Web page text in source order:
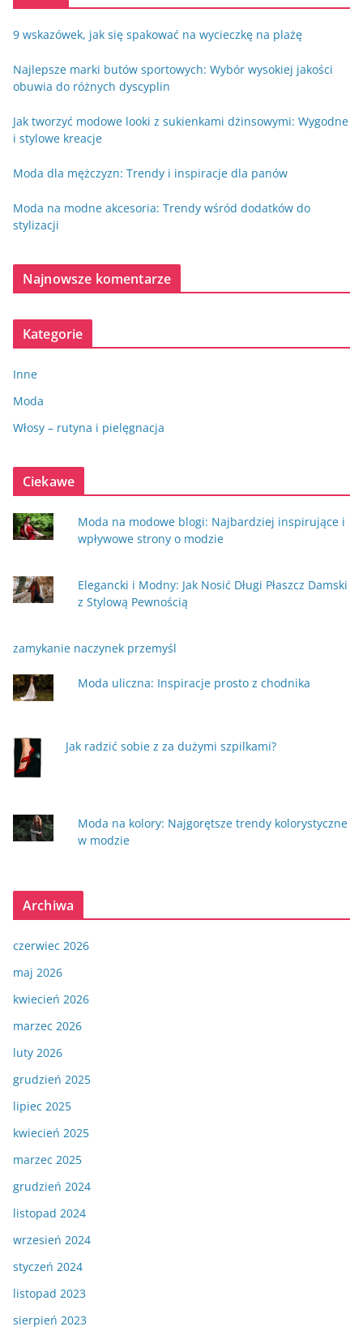
9 wskazówek, jak się spakować na wycieczkę na plażę
Najlepsze marki butów sportowych: Wybór wysokiej jakości
obuwia do różnych dyscyplin
Jak tworzyć modowe looki z sukienkami dżinsowymi: Wygodne
i stylowe kreacje
Moda dla mężczyzn: Trendy i inspiracje dla panów
Moda na modne akcesoria: Trendy wśród dodatków do
stylizacji
Najnowsze komentarze
Kategorie
Inne
Moda
Włosy – rutyna i pielęgnacja
Ciekawe
Moda na modowe blogi: Najbardziej inspirujące i
wpływowe strony o modzie
Elegancki i Modny: Jak Nosić Długi Płaszcz Damski
z Stylową Pewnością
zamykanie naczynek przemyśl
Moda uliczna: Inspiracje prosto z chodnika
Jak radzić sobie z za dużymi szpilkami?
Moda na kolory: Najgorętsze trendy kolorystyczne
w modzie
Archiwa
czerwiec 2026
maj 2026
kwiecień 2026
marzec 2026
luty 2026
grudzień 2025
lipiec 2025
kwiecień 2025
marzec 2025
grudzień 2024
listopad 2024
wrzesień 2024
styczeń 2024
listopad 2023
sierpień 2023